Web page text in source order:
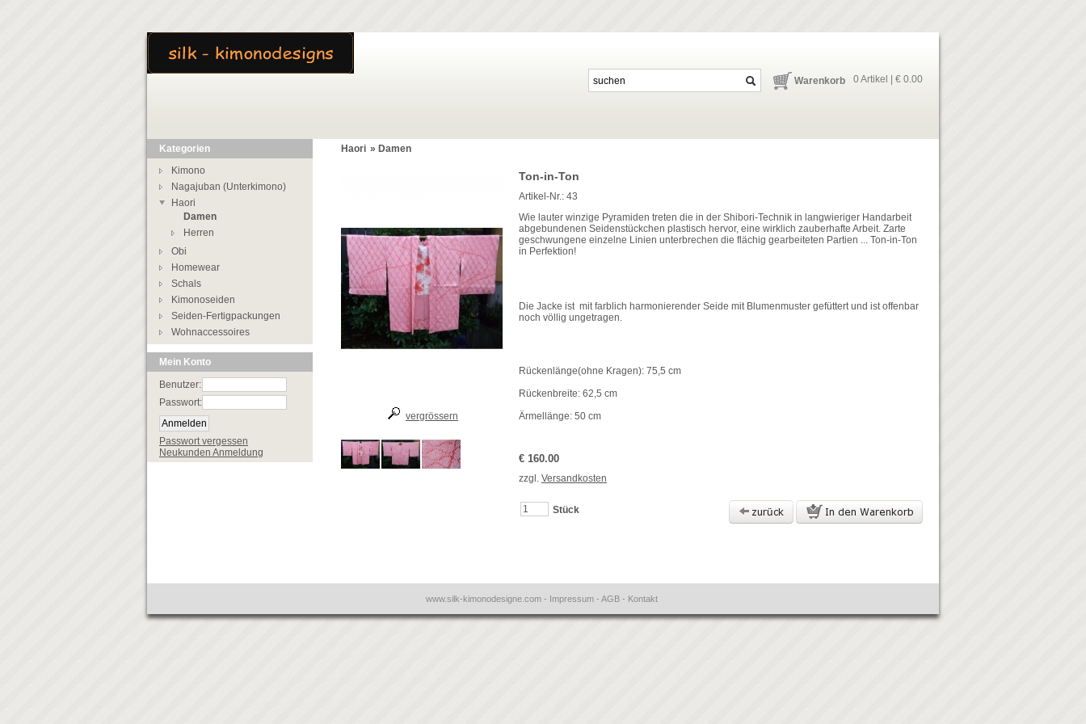
Warenkorb 0 Artikel | € 0.00
Kategorien
Kimono
Nagajuban (Unterkimono)
Haori
Damen
Herren
Obi
Homewear
Schals
Kimonoseiden
Seiden-Fertigpackungen
Wohnaccessoires
Mein Konto
Benutzer:
Passwort:
Passwort vergessen
Neukunden Anmeldung
Haori » Damen
vergrössern
Ton-in-Ton
Artikel-Nr.: 43
Wie lauter winzige Pyramiden treten die in der Shibori-Technik in langwieriger Handarbeit
abgebundenen Seidenstückchen plastisch hervor, eine wirklich zauberhafte Arbeit. Zarte
geschwungene einzelne Linien unterbrechen die flächig gearbeiteten Partien ... Ton-in-Ton
in Perfektion!
Die Jacke ist mit farblich harmonierender Seide mit Blumenmuster gefüttert und ist offenbar
noch völlig ungetragen.
Rückenlänge(ohne Kragen): 75,5 cm
Rückenbreite: 62,5 cm
Ärmellänge: 50 cm
€ 160.00
zzgl. Versandkosten
Stück
www.silk-kimonodesigne.com - Impressum - AGB - Kontakt